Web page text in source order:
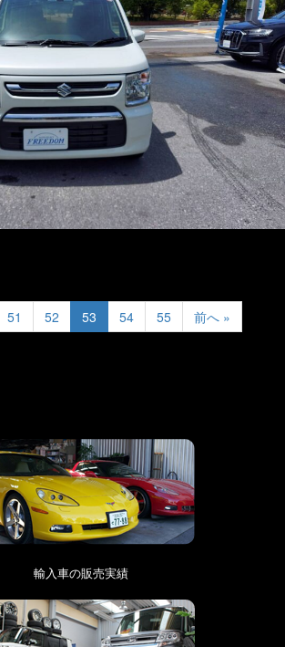
51 52 53 54 55
前へ »
輸入車の販売実績